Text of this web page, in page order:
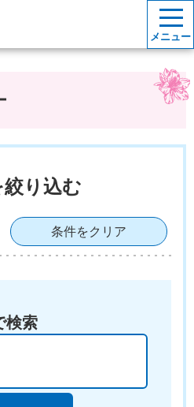
メニュー
り込む
条件をクリア
検索